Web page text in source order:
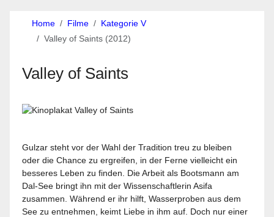
Home Filme
Kategorie V
Valley of Saints (2012)
Valley of Saints
Gulzar steht vor der Wahl der Tradition treu zu bleiben
oder die Chance zu ergreifen, in der Ferne vielleicht ein
besseres Leben zu finden. Die Arbeit als Bootsmann am
Dal-See bringt ihn mit der Wissenschaftlerin Asifa
zusammen. Während er ihr hilft, Wasserproben aus dem
See zu entnehmen, keimt Liebe in ihm auf. Doch nur einer